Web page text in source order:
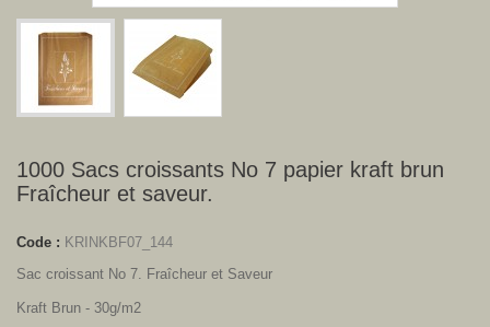
1000 Sacs croissants No 7 papier kraft brun
Fraîcheur et saveur.
Code : KRINKBF07_144
Sac croissant No 7. Fraîcheur et Saveur
Kraft Brun - 30g/m2